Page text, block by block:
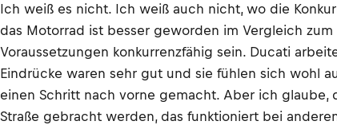
Ich weiß es nicht. Ich weiß auch nicht, wo die
das Motorrad ist besser geworden im Vergleich
Voraussetzungen konkurrenzfähig sein. Ducati
Eindrücke waren sehr gut und sie fühlen sich wohl
einen Schritt nach vorne gemacht. Aber ich
Straße gebracht werden, das funktioniert bei